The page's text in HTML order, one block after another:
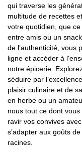
qui traverse les
multitude de recettes
votre quotidien, que
entre amis ou un
de l’authenticité, vous
ligne et accéder à
notre épicerie.
séduire par
plaisir culinaire et de
en herbe ou un
nous tout ce dont
ravir vos convives
s’adapter aux goûts
racines.